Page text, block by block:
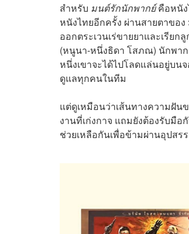
สำหรับ มนต์รักนักพากย์คือหนั
หนังไทยอีกครั้ง ผ่านสายตาขอ
ออกตระเวนเร่ขายยาและเรีย
(หนูนา-หนึ่งธิดา โสภณ) นักพาก
หนึ่งเขาจะได้ไปโลดแล่นอยู่บ
ดูแลทุกคนในทีม
แต่ดูเหมือนว่าเส้นทางความฝั
งานที่เก่งกาจ แถมยังต้องรับมื
ช่วยเหลือกันเพื่อข้ามผ่านอุปสร